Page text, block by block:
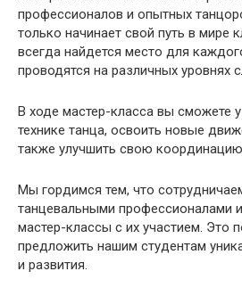
профессионалов и опытных
только начинает свой путь в мире
всегда найдется место для
проводятся на различных уровнях
В ходе мастер-класса вы сможете
технике танца, освоить новые
также улучшить свою координацию
Мы гордимся тем, что
танцевальными профессионалами
мастер-классы с их участием. Это
предложить нашим студентам
и развития.